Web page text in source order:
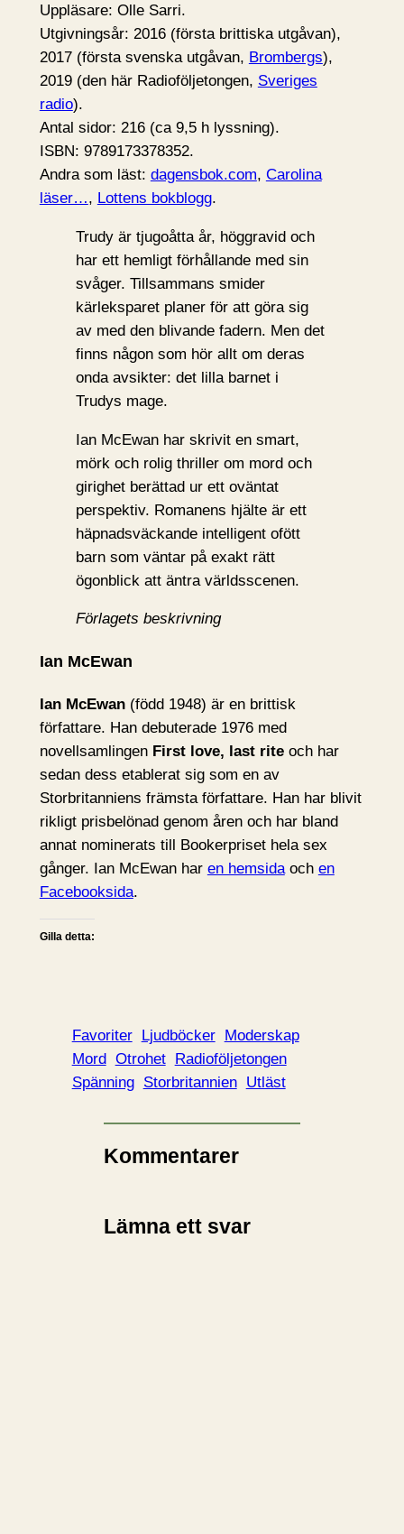
Uppläsare: Olle Sarri.
Utgivningsår: 2016 (första brittiska utgåvan),
2017 (första svenska utgåvan, Brombergs),
2019 (den här Radioföljetongen, Sveriges
radio).
Antal sidor: 216 (ca 9,5 h lyssning).
ISBN: 9789173378352.
Andra som läst: dagensbok.com, Carolina
läser…, Lottens bokblogg.
Trudy är tjugoåtta år, höggravid och
har ett hemligt förhållande med sin
svåger. Tillsammans smider
kärleksparet planer för att göra sig
av med den blivande fadern. Men det
finns någon som hör allt om deras
onda avsikter: det lilla barnet i
Trudys mage.
Ian McEwan har skrivit en smart,
mörk och rolig thriller om mord och
girighet berättad ur ett oväntat
perspektiv. Romanens hjälte är ett
häpnadsväckande intelligent ofött
barn som väntar på exakt rätt
ögonblick att äntra världsscenen.
Förlagets beskrivning
Ian McEwan
Ian McEwan(född 1948) är en brittisk
författare. Han debuterade 1976 med
novellsamlingen First love, last riteoch har
sedan dess etablerat sig som en av
Storbritanniens främsta författare. Han har blivit
rikligt prisbelönad genom åren och har bland
annat nominerats till Bookerpriset hela sex
gånger. Ian McEwan har en hemsidaoch en
Facebooksida.
Gilla detta:
Favoriter Ljudböcker Moderskap
Mord Otrohet Radioföljetongen
Spänning Storbritannien Utläst
Kommentarer
Lämna ett svar